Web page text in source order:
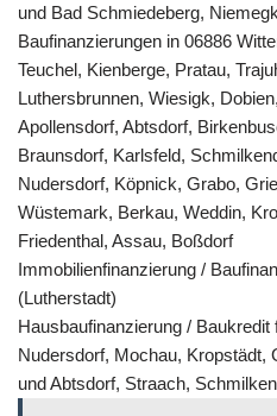
und Bad Schmiedeberg,
Baufinanzierungen in 06886
Teuchel, Kienberge, Pratau,
Luthersbrunnen, Wiesigk,
Apollensdorf, Abtsdorf,
Braunsdorf, Karlsfeld,
Nudersdorf, Köpnick, Grabo,
Wüstemark, Berkau, Weddin,
Friedenthal, Assau, Boßdorf
Immobilienfinanzierung /
(Lutherstadt)
Hausbaufinanzierung /
Nudersdorf, Mochau, Kropstädt,
und Abtsdorf, Straach,